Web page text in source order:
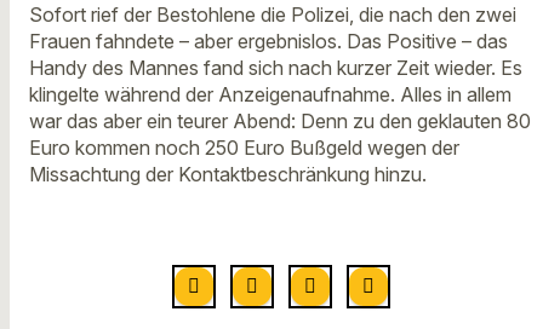
Sofort rief der Bestohlene die Polizei, die nach den zwei
Frauen fahndete – aber ergebnislos. Das Positive – das
Handy des Mannes fand sich nach kurzer Zeit wieder. Es
klingelte während der Anzeigenaufnahme. Alles in allem
war das aber ein teurer Abend: Denn zu den geklauten 80
Euro kommen noch 250 Euro Bußgeld wegen der
Missachtung der Kontaktbeschränkung hinzu.